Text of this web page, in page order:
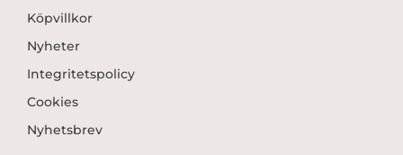
Köpvillkor
Nyheter
Integritetspolicy
Cookies
Nyhetsbrev